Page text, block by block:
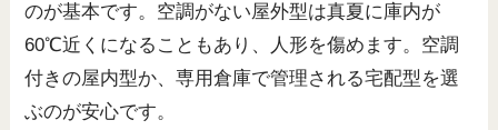
のが基本です。空調がない屋外型は真夏に庫内が
60℃近くになることもあり、人形を傷めます。空調
付きの屋内型か、専用倉庫で管理される宅配型を選
ぶのが安心です。